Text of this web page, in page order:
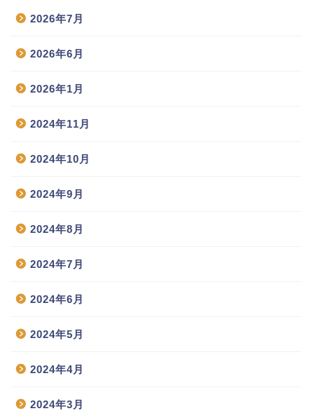
2026年7月
2026年6月
2026年1月
2024年11月
2024年10月
2024年9月
2024年8月
2024年7月
2024年6月
2024年5月
2024年4月
2024年3月